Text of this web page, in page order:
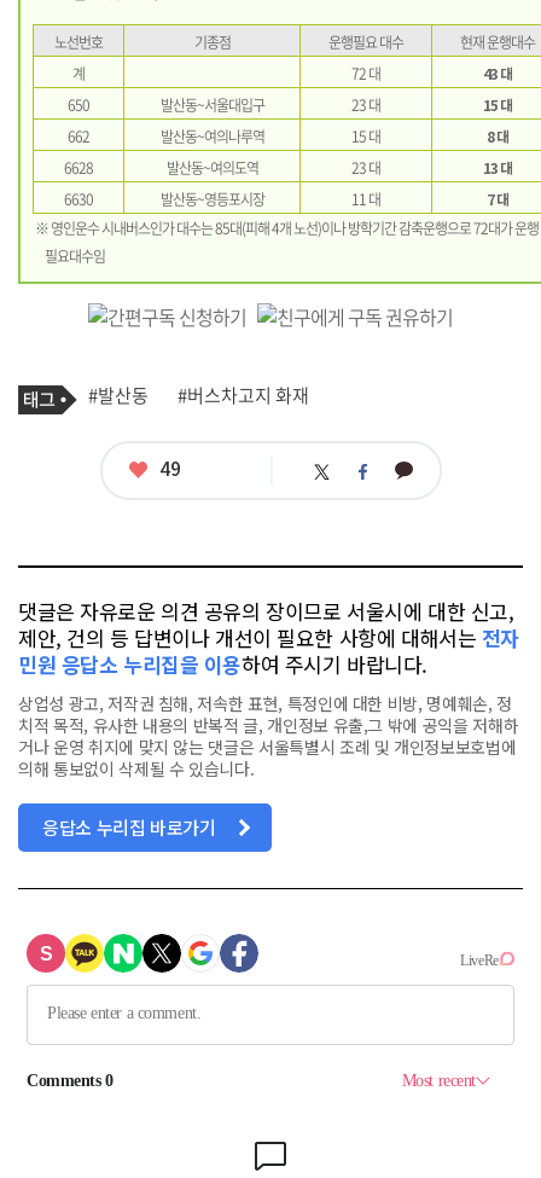
노선번호 기종점 운행필요 대수
현재 운행대수
계
72 대 43 대
650 발산동~서울대입구 23 대 15 대
662 발산동~여의나루역 15 대 8 대
6628 발산동~여의도역 23 대 13 대
6630 발산동~영등포시장 11 대 7 대
※ 영인운수 시내버스인가 대수는 85대(피해 4개 노선)이나 방학기간 감축운행으로 72대가 운행
필요대수임
기
사
태
그
#발산동 #버스차고지 화재
좋
49 트 페 카
댓글은 자유로운 의견 공유의 장이므로 서울시에 대한 신고,
제안, 건의 등 답변이나 개선이 필요한 사항에 대해서는 전자
민원 응답소 누리집을 이용하여 주시기 바랍니다.
상업성 광고, 저작권 침해, 저속한 표현, 특정인에 대한 비방, 명예훼손, 정
치적 목적, 유사한 내용의 반복적 글, 개인정보 유출,그 밖에 공익을 저해하
거나 운영 취지에 맞지 않는 댓글은 서울특별시 조례 및 개인정보보호법에
의해 통보없이 삭제될 수 있습니다.
응답소 누리집 바로가기